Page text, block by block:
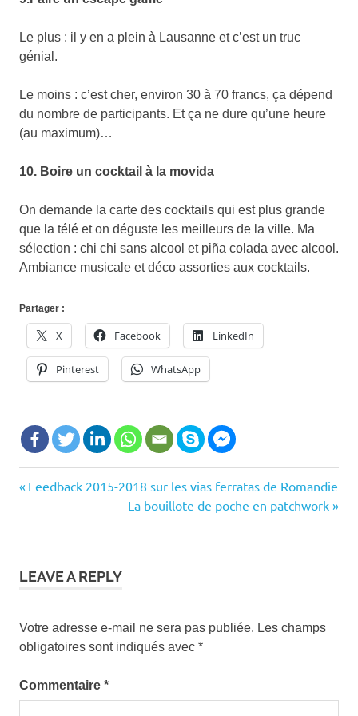
Le plus : il y en a plein à Lausanne et c’est un truc
génial.
Le moins : c’est cher, environ 30 à 70 francs, ça dépend
du nombre de participants. Et ça ne dure qu’une heure
(au maximum)…
10. Boire un cocktail à la movida
On demande la carte des cocktails qui est plus grande
que la télé et on déguste les meilleurs de la ville. Ma
sélection : chi chi sans alcool et piña colada avec alcool.
Ambiance musicale et déco assorties aux cocktails.
Partager :
X Facebook LinkedIn
Pinterest WhatsApp
Lausanne
chalet
escape
room
grillades
Navigation
de
Previous
Feedback 2015-2018 sur les vias ferratas de Romandie
Next
Post:
La bouillote de poche en patchwork
LEAVE A REPLY
Votre adresse e-mail ne sera pas publiée. Les champs
obligatoires sont indiqués avec *
Commentaire *